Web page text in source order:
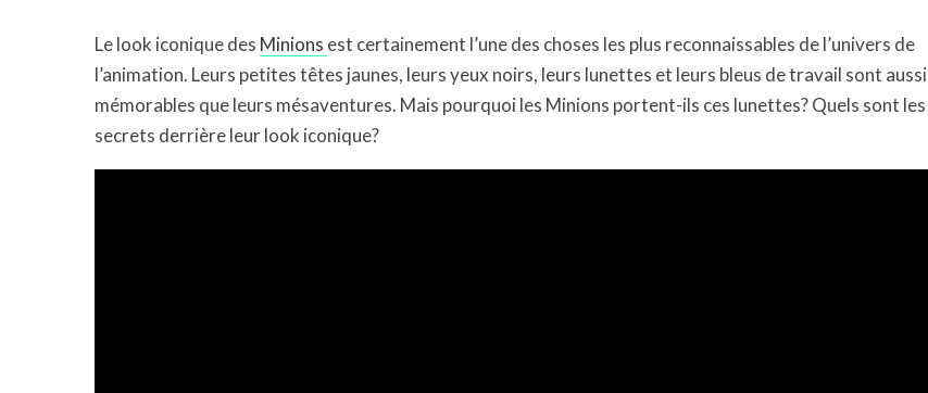
Le look iconique des Minions est certainement l’une des choses les plus reconnaissables de l’univers de
l’animation. Leurs petites têtes jaunes, leurs yeux noirs, leurs lunettes et leurs bleus de travail sont aussi
mémorables que leurs mésaventures. Mais pourquoi les Minions portent-ils ces lunettes? Quels sont les
secrets derrière leur look iconique?